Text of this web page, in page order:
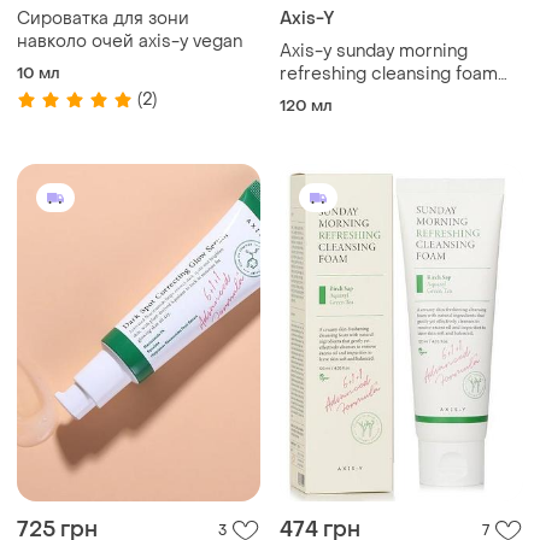
Сироватка для зони
навколо очей axis-y vegan
10 мл
(2)
Axis-Y
Axis-y sunday morning
refreshing cleansing foam
піна для вмивання з
120 мл
725 грн 3 474 грн 7